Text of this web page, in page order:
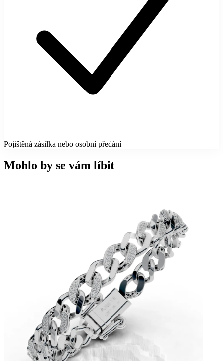
Pojištěná zásilka nebo osobní předání
Mohlo by se vám líbit